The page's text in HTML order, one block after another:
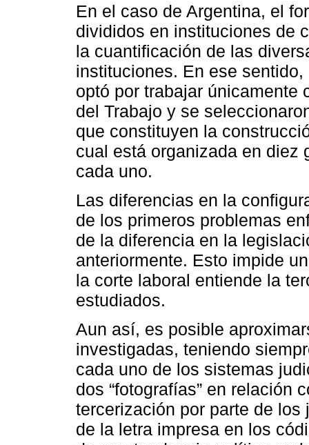
En el caso de Argentina, el
divididos en instituciones de
la cuantificación de las
instituciones. En ese
optó por trabajar únicamente
del Trabajo y se
que constituyen la
cual está organizada en diez
cada uno.
Las diferencias en la
de los primeros problemas
de la diferencia en la
anteriormente. Esto impide
la corte laboral entiende la
estudiados.
Aun así, es posible
investigadas, teniendo
cada uno de los sistemas
dos “fotografías” en relación
tercerización por parte de
de la letra impresa en los